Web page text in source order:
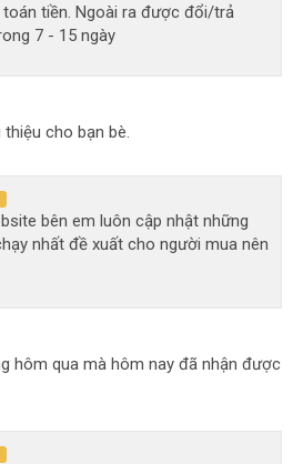
tiền. Ngoài ra được đổi/trả
7 - 15 ngày
cho bạn bè.
bên em luôn cập nhật những
nhất đề xuất cho người mua nên
hôm qua mà hôm nay đã nhận được